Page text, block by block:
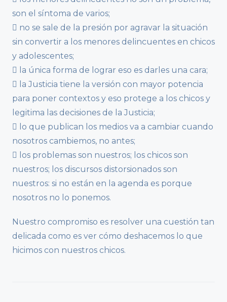
son el síntoma de varios;
 no se sale de la presión por agravar la situación
sin convertir a los menores delincuentes en chicos
y adolescentes;
 la única forma de lograr eso es darles una cara;
 la Justicia tiene la versión con mayor potencia
para poner contextos y eso protege a los chicos y
legitima las decisiones de la Justicia;
 lo que publican los medios va a cambiar cuando
nosotros cambiemos, no antes;
 los problemas son nuestros; los chicos son
nuestros; los discursos distorsionados son
nuestros: si no están en la agenda es porque
nosotros no lo ponemos.
Nuestro compromiso es resolver una cuestión tan
delicada como es ver cómo deshacemos lo que
hicimos con nuestros chicos.